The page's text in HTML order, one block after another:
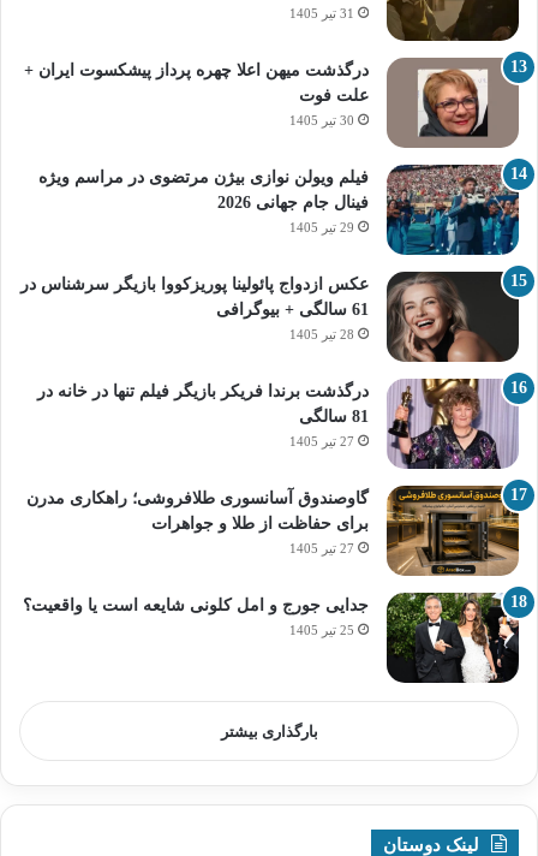
31 تیر 1405
درگذشت میهن اعلا چهره پرداز پیشکسوت ایران +
علت فوت
30 تیر 1405
فیلم ویولن نوازی بیژن مرتضوی در مراسم ویژه
فینال جام جهانی 2026
29 تیر 1405
عکس ازدواج پائولینا پوریزکووا بازیگر سرشناس در
61 سالگی + بیوگرافی
28 تیر 1405
درگذشت برندا فریکر بازیگر فیلم تنها در خانه در
81 سالگی
27 تیر 1405
گاوصندوق آسانسوری طلافروشی؛ راهکاری مدرن
برای حفاظت از طلا و جواهرات
27 تیر 1405
جدایی جورج و امل کلونی شایعه است یا واقعیت؟
25 تیر 1405
بارگذاری بیشتر
لینک دوستان